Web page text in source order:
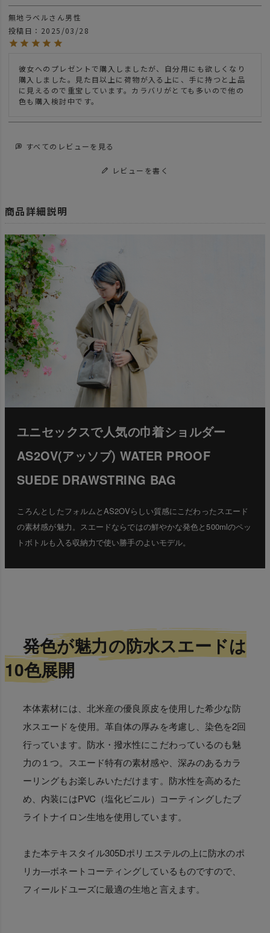
無地ラベル
男性
投稿日
2025/03/28
彼女へのプレゼントで購入しましたが、自分用にも欲しくなり
購入しました。見た目以上に荷物が入る上に、手に持つと上品
に見えるので重宝しています。カラバリがとても多いので他の
すべてのレビューを見る
レビューを書く
商品詳細説明
ユニセックスで人気の巾着ショルダー
AS2OV(アッソブ) WATER PROOF
SUEDE DRAWSTRING BAG
ころんとしたフォルムとAS2OVらしい質感にこだわったスエード
の素材感が魅力。スエードならではの鮮やかな発色と500mlのペッ
トボトルも入る収納力で使い勝手のよいモデル。
発色が魅力の防水スエードは
10色展開
本体素材には、北米産の優良原皮を使用した希少な防
水スエードを使用。革自体の厚みを考慮し、染色を2回
行っています。防水・撥水性にこだわっているのも魅
力の１つ。スエード特有の素材感や、深みのあるカラ
ーリングもお楽しみいただけます。防水性を高めるた
め、内装にはPVC（塩化ビニル）コーティングしたブ
ライトナイロン生地を使用しています。
また本テキスタイル305Dポリエステルの上に防水のポ
リカ―ボネートコーティングしているものですので、
フィールドユーズに最適の生地と言えます。